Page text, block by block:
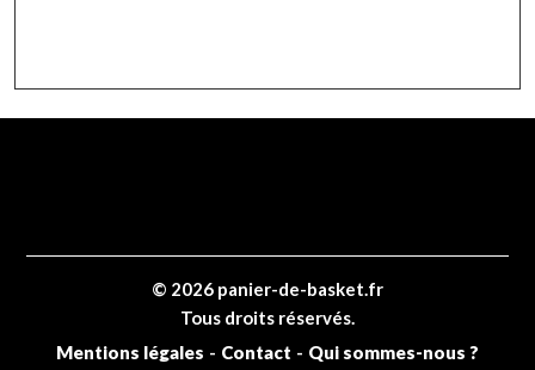
© 2026 panier-de-basket.fr
Tous droits réservés.
Mentions légales - Contact - Qui sommes-nous ?